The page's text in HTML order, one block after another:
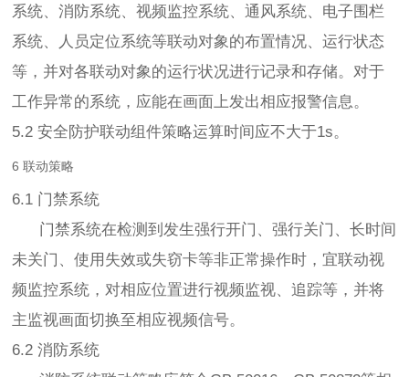
系统、消防系统、视频监控系统、通风系统、电子围栏
系统、人员定位系统等联动对象的布置情况、运行状态
等，并对各联动对象的运行状况进行记录和存储。对于
工作异常的系统，应能在画面上发出相应报警信息。
5.2 安全防护联动组件策略运算时间应不大于1s。
6 联动策略
6.1 门禁系统
门禁系统在检测到发生强行开门、强行关门、长时间
未关门、使用失效或失窃卡等非正常操作时，宜联动视
频监控系统，对相应位置进行视频监视、追踪等，并将
主监视画面切换至相应视频信号。
6.2 消防系统